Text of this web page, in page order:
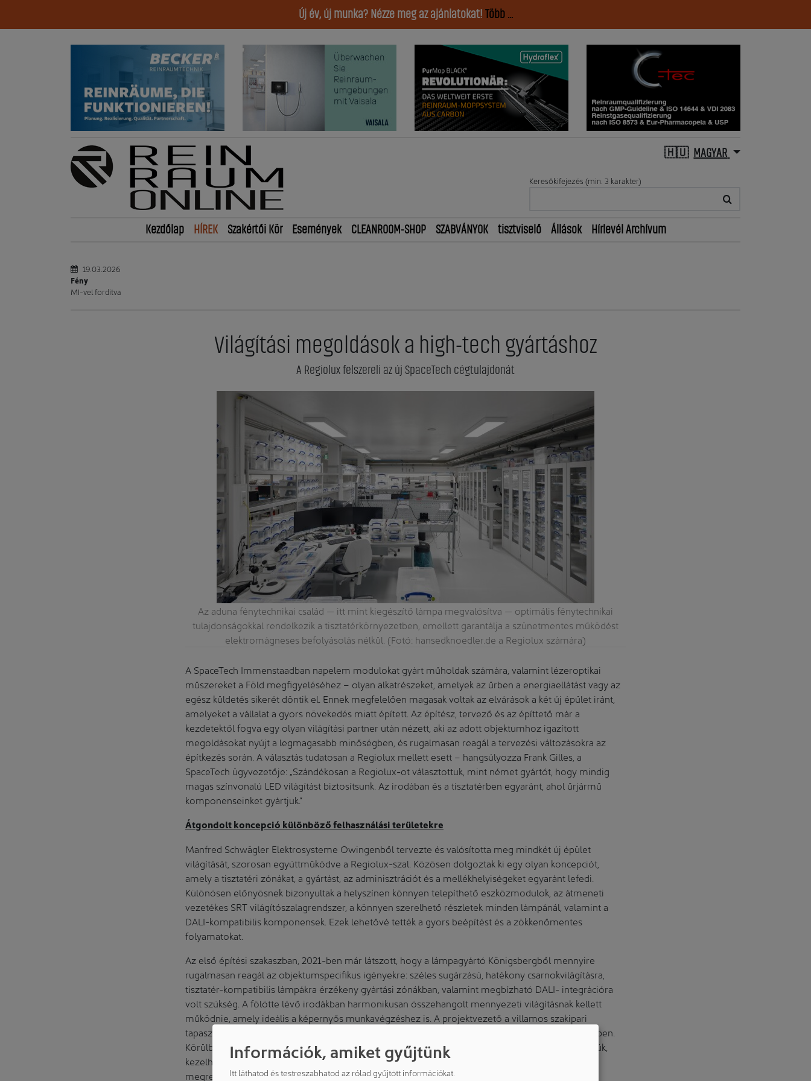
Új év, új munka? Nézze meg az ajánlatokat! Több ...
MAGYAR
Keresőkifejezés (min. 3 karakter)
Kezdőlap HÍREK Szakértői Kör Események CLEANROOM-SHOP SZABVÁNYOK tisztviselő Állások Hírlevél Archívum
19.03.2026
Fény
MI-vel fordítva
Világítási megoldások a high-tech gyártáshoz
A Regiolux felszereli az új SpaceTech cégtulajdonát
Az aduna fénytechnikai család — itt mint kiegészítő lámpa megvalósítva — optimális fénytechnikai
tulajdonságokkal rendelkezik a tisztatérkörnyezetben, emellett garantálja a szünetmentes működést
elektromágneses befolyásolás nélkül. (Fotó: hansedknoedler.de a Regiolux számára)
A SpaceTech Immenstaadban napelem modulokat gyárt műholdak számára, valamint lézeroptikai
műszereket a Föld megfigyeléséhez – olyan alkatrészeket, amelyek az űrben a energiaellátást vagy az
egész küldetés sikerét döntik el. Ennek megfelelően magasak voltak az elvárások a két új épület iránt,
amelyeket a vállalat a gyors növekedés miatt épített. Az építész, tervező és az építtető már a
kezdetektől fogva egy olyan világítási partner után nézett, aki az adott objektumhoz igazított
megoldásokat nyújt a legmagasabb minőségben, és rugalmasan reagál a tervezési változásokra az
építkezés során. A választás tudatosan a Regiolux mellett esett – hangsúlyozza Frank Gilles, a
SpaceTech ügyvezetője: „Szándékosan a Regiolux-ot választottuk, mint német gyártót, hogy mindig
magas színvonalú LED világítást biztosítsunk. Az irodában és a tisztatérben egyaránt, ahol űrjármű
komponenseinket gyártjuk.”
Átgondolt koncepció különböző felhasználási területekre
Manfred Schwägler Elektrosysteme Owingenből tervezte és valósította meg mindkét új épület
világítását, szorosan együttműködve a Regiolux-szal. Közösen dolgoztak ki egy olyan koncepciót,
amely a tisztatéri zónákat, a gyártást, az adminisztrációt és a mellékhelyiségeket egyaránt lefedi.
Különösen előnyösnek bizonyultak a helyszínen könnyen telepíthető eszközmodulok, az átmeneti
vezetékes SRT világítószalagrendszer, a könnyen szerelhető részletek minden lámpánál, valamint a
DALI-kompatibilis komponensek. Ezek lehetővé tették a gyors beépítést és a zökkenőmentes
folyamatokat.
Az első építési szakaszban, 2021-ben már látszott, hogy a lámpagyártó Königsbergből mennyire
rugalmasan reagál az objektumspecifikus igényekre: széles sugárzású, hatékony csarnokvilágításra,
tisztatér-kompatibilis lámpákra érzékeny gyártási zónákban, valamint megbízható DALI- integrációra
volt szükség. A fölötte lévő irodákban harmonikusan összehangolt mennyezeti világításnak kellett
működnie, amely ideális a képernyős munkavégzéshez is. A projektvezető a villamos szakipari
tapasztalatokra alapozva a Regiolux szakértelmére hagyatkozott ebben a kihívásokkal teli projektben.
Körülbelül 90%-a a Regiolux lámpáknak már az első csarnokban felszerelésre került, és minőségük,
kezelhetőségük meggyőzte a megrendelőt – ez az eredmény azonnal a második csarnokra is
megrendelést eredményezett. A projekt 2025-ös teljes befejezéséig így egy folyamatosan
Információk, amiket gyűjtünk
Itt láthatod és testreszabhatod az rólad gyűjtött információkat.